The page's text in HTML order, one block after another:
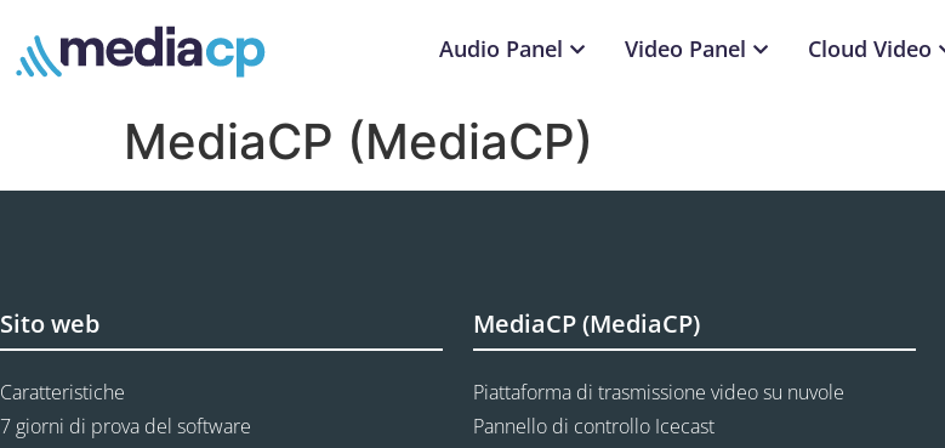
Audio Panel Video Panel Cloud Video
MediaCP (MediaCP)
Sito web
Caratteristiche
7 giorni di prova del software
MediaCP (MediaCP)
Piattaforma di trasmissione video su nuvole
Pannello di controllo Icecast